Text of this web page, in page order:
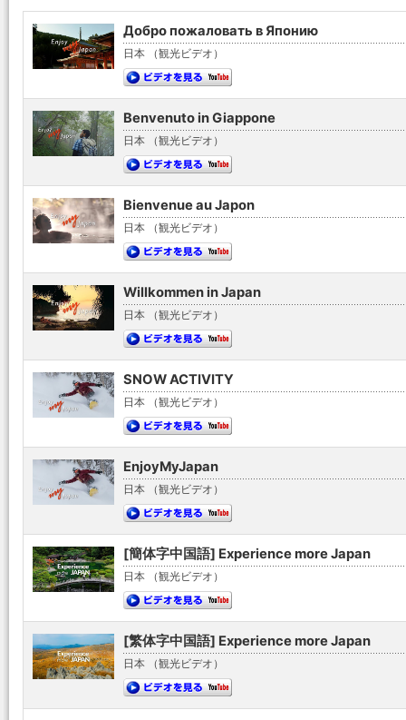
Добро пожаловать в Японию
日本 （観光ビデオ）
Benvenuto in Giappone
日本 （観光ビデオ）
Bienvenue au Japon
日本 （観光ビデオ）
Willkommen in Japan
日本 （観光ビデオ）
SNOW ACTIVITY
日本 （観光ビデオ）
EnjoyMyJapan
日本 （観光ビデオ）
[簡体字中国語] Experience more Japan
日本 （観光ビデオ）
[繁体字中国語] Experience more Japan
日本 （観光ビデオ）